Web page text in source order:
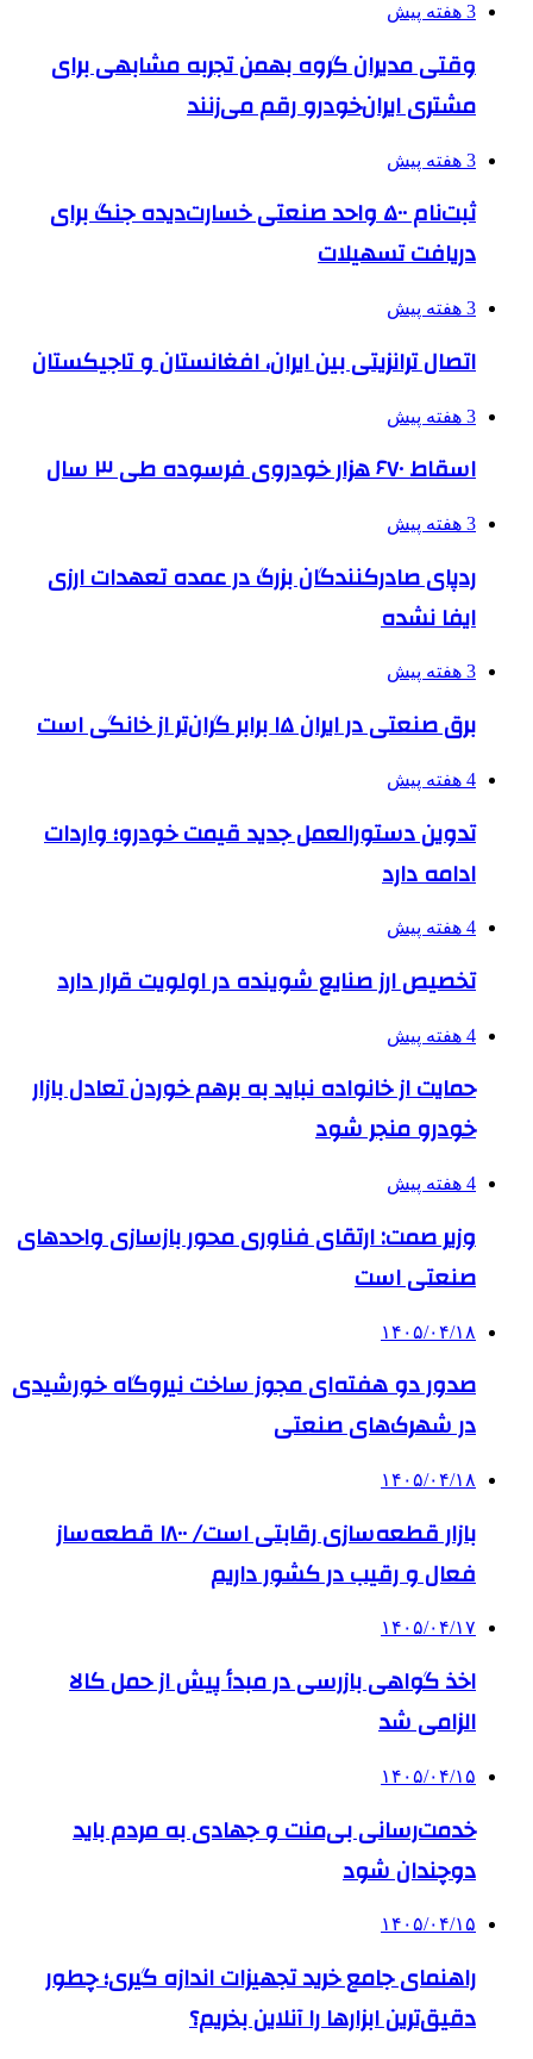
3 هفته پیش
وقتی مدیران گروه بهمن تجربه مشابهی برای
مشتری ایران‌خودرو رقم می‌زنند
3 هفته پیش
ثبت‌نام ۵۰۰ واحد صنعتی خسارت‌دیده جنگ برای
دریافت تسهیلات
3 هفته پیش
اتصال ترانزیتی بین ایران، افغانستان و تاجیکستان
3 هفته پیش
اسقاط ۶۷۰ هزار خودروی فرسوده طی ۳ سال
3 هفته پیش
ردپای صادرکنندگان بزرگ در عمده تعهدات ارزی
ایفا نشده
3 هفته پیش
برق صنعتی در ایران ۱۵ برابر گران‌تر از خانگی است
4 هفته پیش
تدوین دستورالعمل جدید قیمت خودرو؛ واردات
ادامه دارد
4 هفته پیش
تخصیص ارز صنایع شوینده در اولویت قرار دارد
4 هفته پیش
حمایت از خانواده نباید به برهم خوردن تعادل بازار
خودرو منجر شود
4 هفته پیش
وزیر صمت: ارتقای فناوری محور بازسازی واحدهای
صنعتی است
۱۴۰۵/۰۴/۱۸
صدور دو هفته‌ای مجوز ساخت نیروگاه خورشیدی
در شهرک‌های صنعتی
۱۴۰۵/۰۴/۱۸
بازار قطعه‌سازی رقابتی است/ ۱۸۰۰ قطعه‌ساز
فعال و رقیب در کشور داریم
۱۴۰۵/۰۴/۱۷
اخذ گواهی بازرسی در مبدأ پیش از حمل کالا
الزامی شد
۱۴۰۵/۰۴/۱۵
خدمت‌رسانی بی‌منت و جهادی به مردم باید
دوچندان شود
۱۴۰۵/۰۴/۱۵
راهنمای جامع خرید تجهیزات اندازه گیری؛ چطور
دقیق‌ترین ابزارها را آنلاین بخریم؟